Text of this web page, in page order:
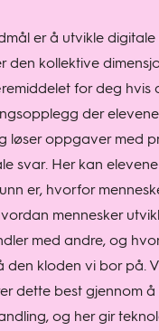
er å utvikle
den kollektive
for deg hvis
der
løser oppgaver med
svar. Her kan
er, hvorfor
mennesker
med andre, og
den kloden vi bor på.
dette best gjennom å
og her gir